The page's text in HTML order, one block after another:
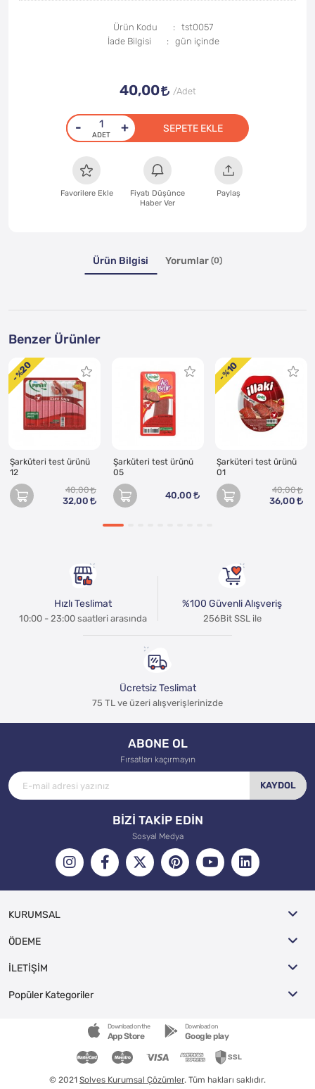
Ürün Kodu
tst0057
İade Bilgisi
40,00
- + SEPETE EKLE
Favorilere Ekle
Fiyatı Düşünce
Haber Ver
Paylaş
Ürün Bilgisi Yorumlar (0)
Benzer Ürünler
Şarküteri test ürünü
12
40,00
32,00
- %
20
Şarküteri test ürünü
05
40,00
Şarküteri test ürünü
01
40,00
36,00
- %
10
Hızlı Teslimat
10:00 - 23:00 saatleri arasında
%100 Güvenli Alışveriş
256Bit SSL ile
Ücretsiz Teslimat
75 TL ve üzeri alışverişlerinizde
ABONE OL
Fırsatları kaçırmayın
KAYDOL
BİZİ TAKİP EDİN
Sosyal Medya
KURUMSAL
ÖDEME
İLETİŞİM
Popüler Kategoriler
Download on the
App Store
Download on
Google play
© 2021 Solves Kurumsal Çözümler. Tüm hakları saklıdır.